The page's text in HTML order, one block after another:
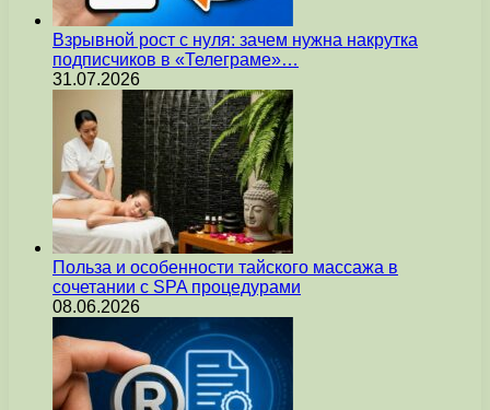
Взрывной рост с нуля: зачем нужна накрутка
подписчиков в «Телеграме»…
31.07.2026
Польза и особенности тайского массажа в
сочетании с SPA процедурами
08.06.2026